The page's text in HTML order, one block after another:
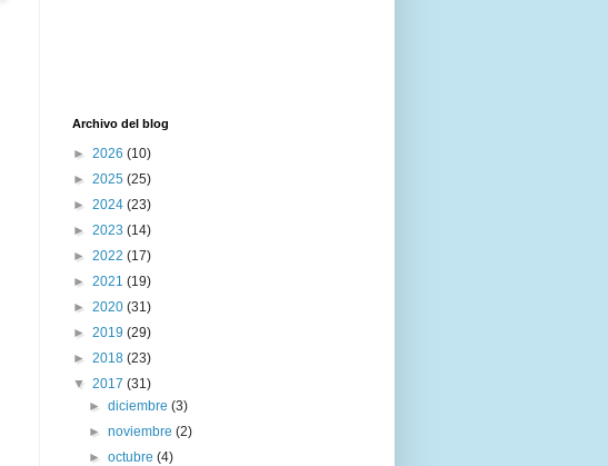
Archivo del blog
► 2026 (10)
► 2025 (25)
► 2024 (23)
► 2023 (14)
► 2022 (17)
► 2021 (19)
► 2020 (31)
► 2019 (29)
► 2018 (23)
▼ 2017 (31)
►diciembre(3)
►noviembre(2)
►octubre(4)